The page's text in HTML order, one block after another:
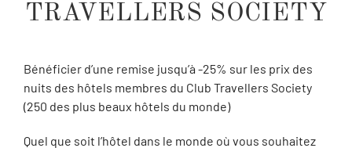
TRAVELLERS SOCIETY
Bénéficier d’une remise jusqu’à -25% sur les prix des
nuits des hôtels membres du Club Travellers Society
(250 des plus beaux hôtels du monde)
Quel que soit l’hôtel dans le monde où vous souhaitez